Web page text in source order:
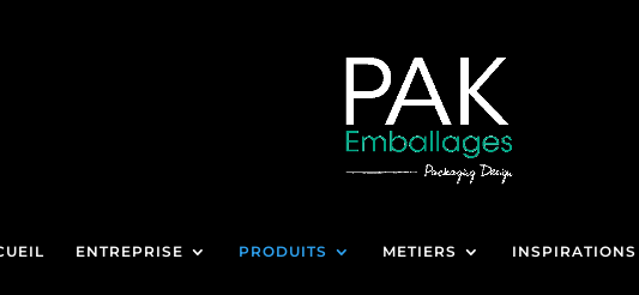
ENTREPRISE PRODUITS METIERS INSPIRATIONS